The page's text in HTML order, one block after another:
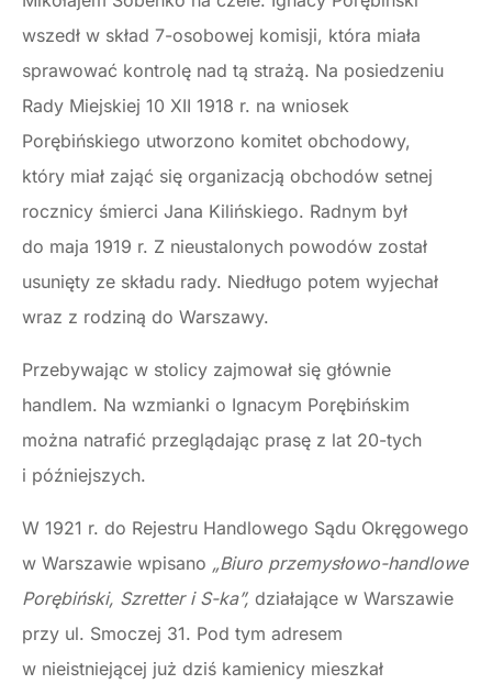
wszedł w skład 7-osobowej komisji, która miała
sprawować kontrolę nad tą strażą. Na posiedzeniu
Rady Miejskiej 10 XII 1918 r. na wniosek
Porębińskiego utworzono komitet obchodowy,
który miał zająć się organizacją obchodów setnej
rocznicy śmierci Jana Kilińskiego. Radnym był
do maja 1919 r. Z nieustalonych powodów został
usunięty ze składu rady. Niedługo potem wyjechał
wraz z rodziną do Warszawy.
Przebywając w stolicy zajmował się głównie
handlem. Na wzmianki o Ignacym Porębińskim
można natrafić przeglądając prasę z lat 20-tych
i późniejszych.
W 1921 r. do Rejestru Handlowego Sądu Okręgowego
w Warszawie wpisano „Biuro przemysłowo-handlowe
Porębiński, Szretter i S-ka”, działające w Warszawie
przy ul. Smoczej 31. Pod tym adresem
w nieistniejącej już dziś kamienicy mieszkał